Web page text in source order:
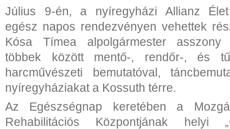
Július 9-én, a nyíregyházi Allianz Élet
egész napos rendezvényen vehettek
Kósa Tímea alpolgármester asszony
többek között mentő-, rendőr-, és
harcművészeti bemutatóval,
nyíregyháziakat a Kossuth térre.
Az Egészségnap keretében a
Rehabilitációs Központjának helyi